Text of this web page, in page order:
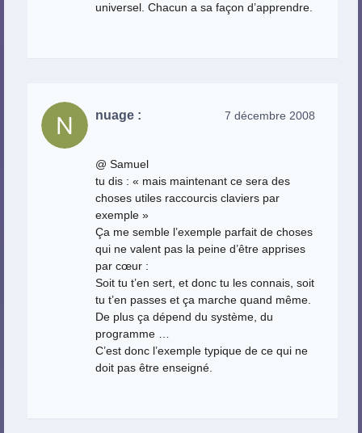
universel. Chacun a sa façon d’apprendre.
nuage : 7 décembre 2008
@ Samuel
tu dis : « mais maintenant ce sera des
choses utiles raccourcis claviers par
exemple »
Ça me semble l’exemple parfait de choses
qui ne valent pas la peine d’être apprises
par cœur :
Soit tu t’en sert, et donc tu les connais, soit
tu t’en passes et ça marche quand même.
De plus ça dépend du système, du
programme …
C’est donc l’exemple typique de ce qui ne
doit pas être enseigné.